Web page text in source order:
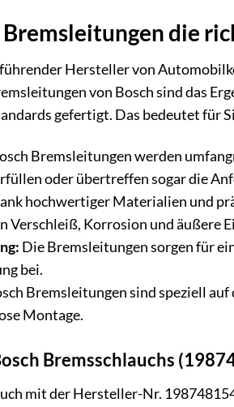
die
Hersteller von
von Bosch sind das
gefertigt. Das bedeutet für
Bremsleitungen werden
oder übertreffen sogar die
hochwertiger Materialien und
Verschleiß, Korrosion und äußere
Die Bremsleitungen sorgen für
bei.
Bremsleitungen sind speziell
Montage.
Bremsschlauchs
mit der Hersteller-Nr.